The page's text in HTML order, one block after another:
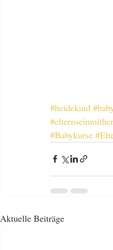
#heidekind
#Babykurse
Aktuelle Beiträge